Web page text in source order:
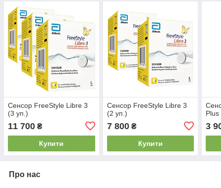
Сенсор FreeStyle Libre 3
(3 уп.)
11 700 ₴
Купити
Сенсор FreeStyle Libre 3
(2 уп.)
7 800₴
Купити
Plus
3
Про нас